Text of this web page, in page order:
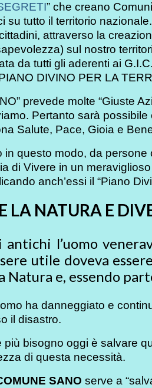
” che creano
su tutto il territorio
attraverso la
sul nostro
da tutti gli aderenti ai
DIVINO PER LA
prevede molte “Giuste
Pertanto sarà
Salute, Pace, Gioia e
in questo modo, da
di Vivere in un
anch’essi il “Piano
LA NATURA E
antichi l’uomo
utile doveva
Natura e, essendo
ha danneggiato e
il disastro.
più bisogno oggi è salvare
di questa necessità.
SANO serve a